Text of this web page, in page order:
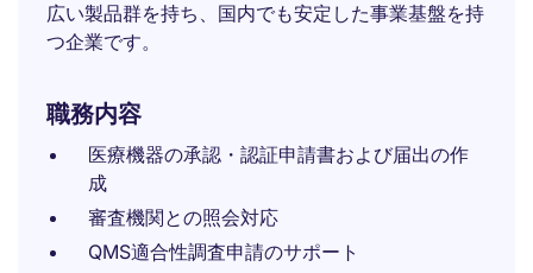
広い製品群を持ち、国内でも安定した事業基盤を持
つ企業です。
職務内容
医療機器の承認・認証申請書および届出の作
成
審査機関との照会対応
QMS適合性調査申請のサポート